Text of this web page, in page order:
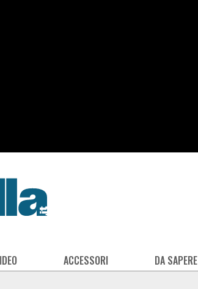
ACCESSORI DA SAPERE